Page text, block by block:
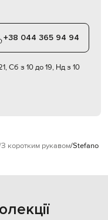
+38 044 365 94 94
Сб з 10 до 19, Нд з 10
З коротким рукавом Stefano